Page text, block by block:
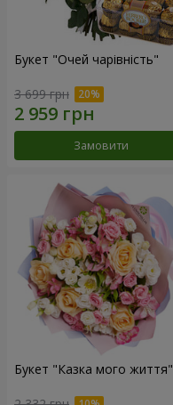
Букет "Очей чарівність"
3 699 грн
Замовити
Букет "Казка мого життя"